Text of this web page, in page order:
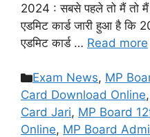
2024 : सबसे पहले तो मैं तो मैं
एडमिट कार्ड जारी हुआ है कि
एडमिट कार्ड … Read more
Categories
Exam News, MP
Card Download Online,
Card Jari, MP Board
Online, MP Board